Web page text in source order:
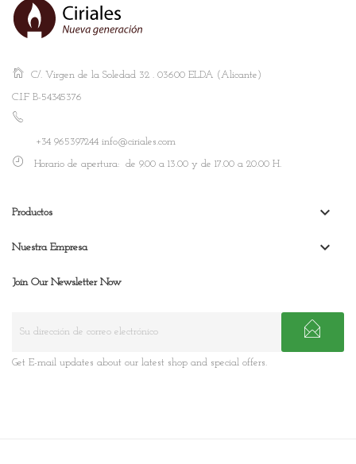
C/. Virgen de la Soledad 32 . 03600 ELDA (Alicante)
C.I.F B-54345376
+34 965397244 info@ciriales.com
Horario de apertura: de 9.00 a 13.00 y de 17.00 a 20.00 H.
Productos keyboard_arrow_down
Nuestra Empresa keyboard_arrow_down
Join Our Newsletter Now
Get E-mail updates about our latest shop and special offers.